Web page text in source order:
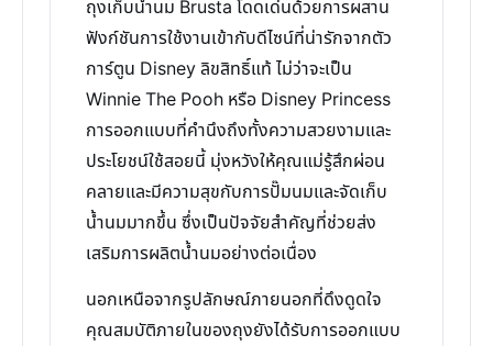
ถุงเก็บน้ำนม Brusta โดดเด่นด้วยการผสาน
ฟังก์ชันการใช้งานเข้ากับดีไซน์ที่น่ารักจากตัว
การ์ตูน Disney ลิขสิทธิ์แท้ ไม่ว่าจะเป็น
Winnie The Pooh หรือ Disney Princess
การออกแบบที่คำนึงถึงทั้งความสวยงามและ
ประโยชน์ใช้สอยนี้ มุ่งหวังให้คุณแม่รู้สึกผ่อน
คลายและมีความสุขกับการปั๊มนมและจัดเก็บ
น้ำนมมากขึ้น ซึ่งเป็นปัจจัยสำคัญที่ช่วยส่ง
เสริมการผลิตน้ำนมอย่างต่อเนื่อง
นอกเหนือจากรูปลักษณ์ภายนอกที่ดึงดูดใจ
คุณสมบัติภายในของถุงยังได้รับการออกแบบ